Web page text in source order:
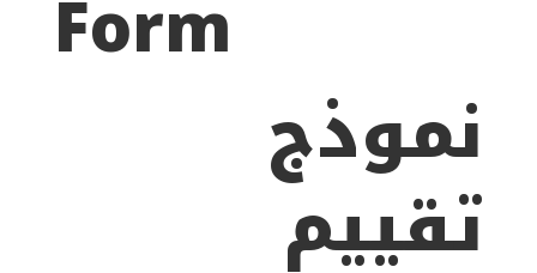
Form
نموذج
تقييم